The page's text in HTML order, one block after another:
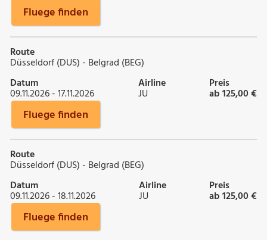
Fluege finden
Route
Düsseldorf (DUS) - Belgrad (BEG)
Datum
09.11.2026 - 17.11.2026
Airline
JU
Preis
ab 125,00 €
Fluege finden
Route
Düsseldorf (DUS) - Belgrad (BEG)
Datum
09.11.2026 - 18.11.2026
Airline
JU
Preis
ab 125,00 €
Fluege finden